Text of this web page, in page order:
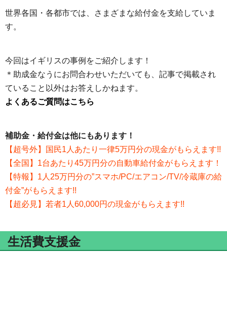
世界各国・各都市では、さまざまな給付金を支給していま
す。
今回はイギリスの事例をご紹介します！
＊助成金なうにお問合わせいただいても、記事で掲載され
ていること以外はお答えしかねます。
よくあるご質問はこちら
補助金・給付金は他にもあります！
【超号外】国民1人あたり一律5万円分の現金がもらえます!!
【全国】1台あたり45万円分の自動車給付金がもらえます！
【特報】1人25万円分の”スマホ/PC/エアコン/TV/冷蔵庫の給
付金”がもらえます!!
【超必見】若者1人60,000円の現金がもらえます!!
生活費支援金